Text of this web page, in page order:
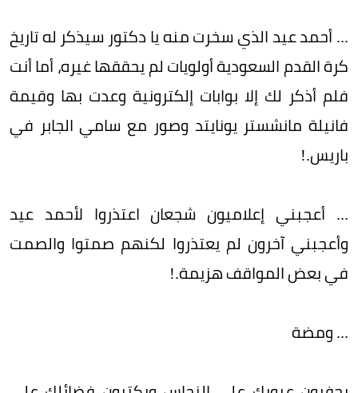
... أحمد عيد الذي سخرت منه يا دكتور سيذكر له تاريخ
كرة القدم السعودية أولويات لم يحققها غيره، أما أنت
فلم أذكر لك إلا بوابات إلكترونية وعدت بها وقيمة
فانيلة مانشستر يونايتد وصور مع سامي الجابر في
باريس.!
... أعجبني إعلاميون شجعان اعتذروا لأحمد عيد
وأعجبني آخرون لم يعتذروا لكنهم صمتوا والصمت
في بعض المواقف هزيمة.!
... ومضة